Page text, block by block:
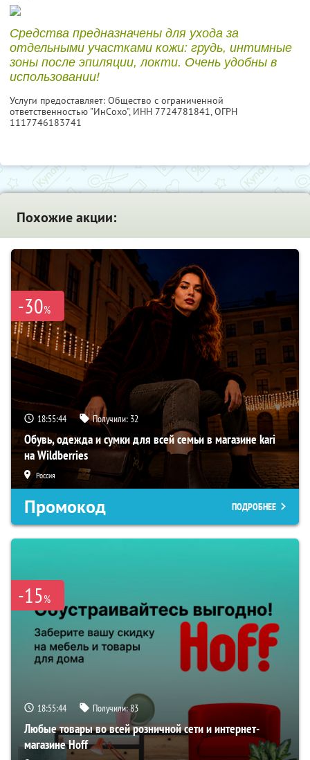
Средства предназначены для ухода за
отдельными участками кожи: грудь, интимные
зоны после эпиляции, локти. Очень удобны в
использовании!
Услуги предоставляет: Общество с ограниченной
ответственностью "ИнСохо", ИНН 7724781841, ОГРН
1117746183741
Похожие акции:
-30%
18:55:43 Получили: 32
Обувь, одежда и сумки для всей семьи в магазине kari
на Wildberries
Россия
Промокод ПОДРОБНЕЕ
-15%
18:55:43 Получили:83
Любые товары во всей розничной сети и интернет-
магазине Hoff